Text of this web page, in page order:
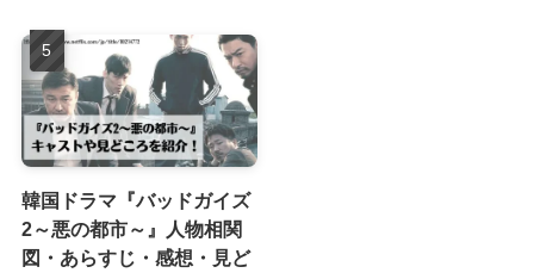
韓国ドラマ『バッドガイズ
2～悪の都市～』人物相関
図・あらすじ・感想・見ど